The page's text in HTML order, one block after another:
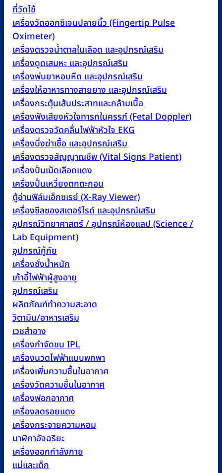
ที่วัดไข้
เครื่องวัดออกซิเจนปลายนิ้ว (Fingertip Pulse
Oximeter)
เครื่องตรวจน้ำตาลในเลือด และอุปกรณ์เสริม
เครื่องดูดเสมหะ และอุปกรณ์เสริม
เครื่องพ่นยาหอบหืด และอุปกรณ์เสริม
เครื่องให้อาหารทางสายยาง และอุปกรณ์เสริม
เครื่องกระตุ้นเส้นประสาทและกล้ามเนื้อ
เครื่องฟังเสียงหัวใจทารกในครรภ์ (Fetal Doppler)
เครื่องตรวจวัดคลื่นไฟฟ้าหัวใจ EKG
เครื่องนึ่งฆ่าเชื้อ และอุปกรณ์เสริม
เครื่องตรวจสัญญาณชีพ (Vital Signs Patient)
เครื่องปั่นเม็ดเลือดแดง
เครื่องปั่นเหวี่ยงตกตะกอน
ตู้อ่านฟิล์มเอ็กซเรย์ (X-Ray Viewer)
เครื่องซีลซองสเตอร์ไรด์ และอุปกรณ์เสริม
อุปกรณ์วิทยาศาสตร์ / อุปกรณ์ห้องแลป (Science /
Lab Equipment)
อุปกรณ์กู้ภัย
เครื่องชั่งน้ำหนัก
เก้าอี้ไฟฟ้าผู้สูงอายุ
อุปกรณ์เสริม
ผลิตภัณฑ์ทำความสะอาด
วิตามิน/อาหารเสริม
เวชสำอาง
เครื่องกำจัดขน IPL
เครื่องนวดไฟฟ้าแบบพกพา
เครื่องเพิ่มความชื้นในอากาศ
เครื่องวัดความชื้นในอากาศ
เครื่องฟอกอากาศ
เครื่องลดรอยแดง
เครื่องกระจายความหอม
นาฬิกาอัจฉริยะ
เครื่องออกกำลังกาย
แม่และเด็ก